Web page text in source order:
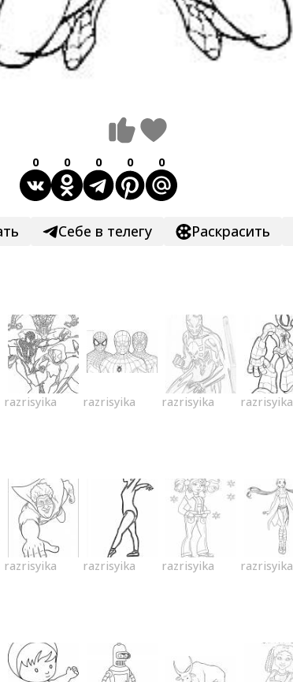
0 0 0 0 0
Себе в телегу Раскрасить
razrisyika razrisyika razrisyika razrisyika
razrisyika razrisyika razrisyika razrisyika